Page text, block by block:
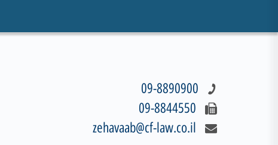
09-8890900
09-8844550
zehavaab@cf-law.co.il